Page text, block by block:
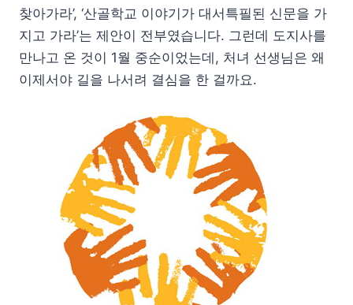
찾아가라’, ‘산골학교 이야기가 대서특필된 신문을 가
지고 가라’는 제안이 전부였습니다. 그런데 도지사를
만나고 온 것이 1월 중순이었는데, 처녀 선생님은 왜
이제서야 길을 나서려 결심을 한 걸까요.